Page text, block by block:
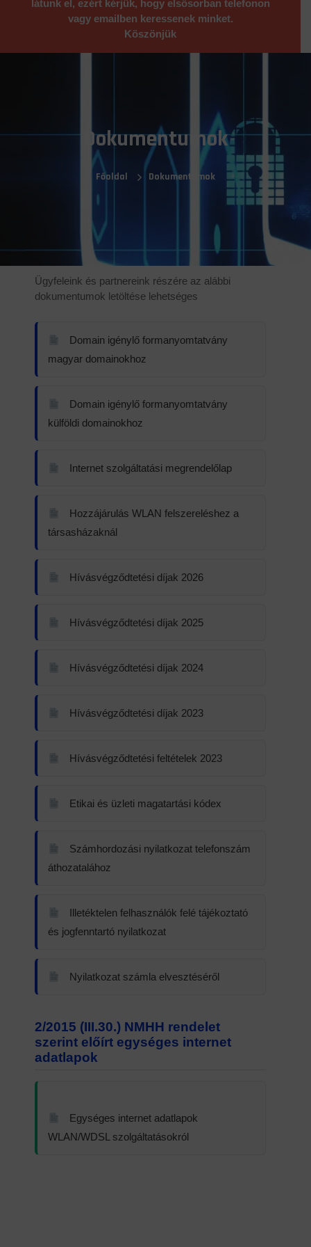
látunk el, ezért kérjük, hogy elsősorban telefonon
vagy emailben keressenek minket.
Köszönjük
Dokumentumok
Főoldal Dokumentumok
Ügyfeleink és partnereink részére az alábbi
dokumentumok letöltése lehetséges
Domain igénylő formanyomtatvány
magyar domainokhoz
Domain igénylő formanyomtatvány
külföldi domainokhoz
Internet szolgáltatási megrendelőlap
Hozzájárulás WLAN felszereléshez a
társasházaknál
Hívásvégződtetési díjak 2026
Hívásvégződtetési díjak 2025
Hívásvégződtetési díjak 2024
Hívásvégződtetési díjak 2023
Hívásvégződtetési feltételek 2023
Etikai és üzleti magatartási kódex
Számhordozási nyilatkozat telefonszám
áthozatalához
Illetéktelen felhasználók felé tájékoztató
és jogfenntartó nyilatkozat
Nyilatkozat számla elvesztéséről
2/2015 (III.30.) NMHH rendelet
szerint előírt egységes internet
adatlapok
Egységes internet adatlapok
WLAN/WDSL szolgáltatásokról